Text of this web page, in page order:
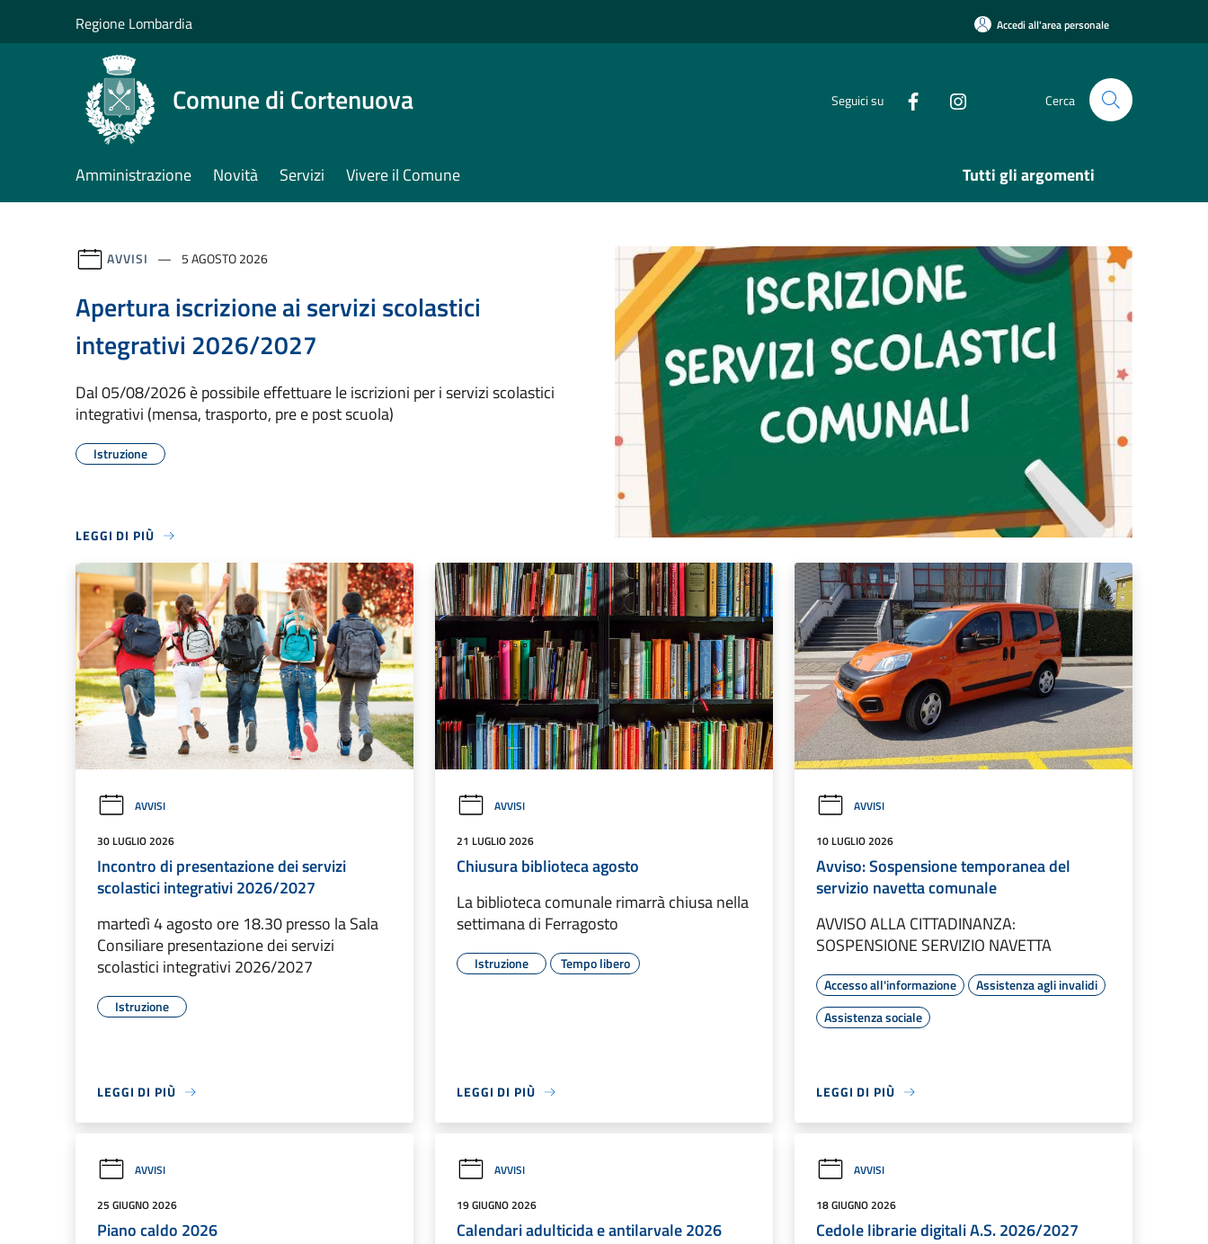
Regione Lombardia Accedi all'area personale
Comune di Cortenuova Seguici su Cerca
Amministrazione Novità Servizi Vivere il Comune Tutti gli argomenti
AVVISI 5 AGOSTO 2026
Apertura iscrizione ai servizi scolastici
integrativi 2026/2027
Dal 05/08/2026 è possibile effettuare le iscrizioni per i servizi scolastici
integrativi (mensa, trasporto, pre e post scuola)
Istruzione
LEGGI DI PIÙ
AVVISI
30 LUGLIO 2026
Incontro di presentazione dei servizi
scolastici integrativi 2026/2027
martedì 4 agosto ore 18.30 presso la Sala
Consiliare presentazione dei servizi
scolastici integrativi 2026/2027
Istruzione
LEGGI DI PIÙ
AVVISI
21 LUGLIO 2026
Chiusura biblioteca agosto
La biblioteca comunale rimarrà chiusa nella
settimana di Ferragosto
Istruzione Tempo libero
LEGGI DI PIÙ
AVVISI
10 LUGLIO 2026
Avviso: Sospensione temporanea del
servizio navetta comunale
AVVISO ALLA CITTADINANZA:
SOSPENSIONE SERVIZIO NAVETTA
Accesso all'informazione
Assistenza agli invalidi
Assistenza sociale
LEGGI DI PIÙ
AVVISI
25 GIUGNO 2026
Piano caldo 2026
AVVISI
19 GIUGNO 2026
Calendari adulticida e antilarvale 2026
AVVISI
18 GIUGNO 2026
Cedole librarie digitali A.S. 2026/2027